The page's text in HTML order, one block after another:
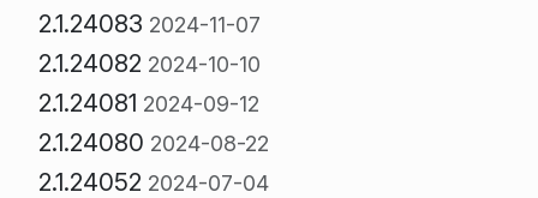
2.1.24083 2024-11-07
2.1.24082 2024-10-10
2.1.24081 2024-09-12
2.1.24080 2024-08-22
2.1.24052 2024-07-04